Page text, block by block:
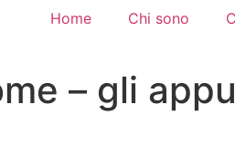
Home Chi sono
– gli